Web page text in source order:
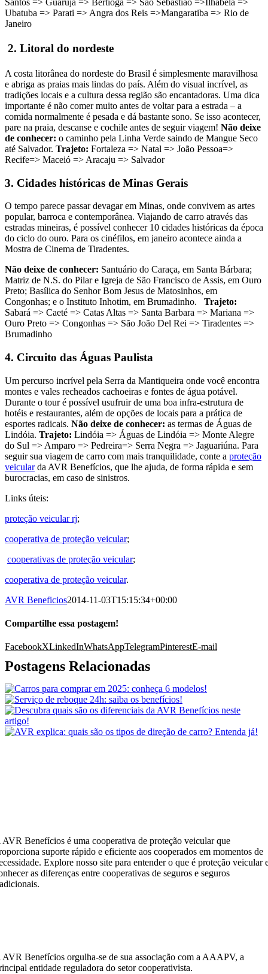
Ubatuba => Parati => Angra dos Reis =>Mangaratiba => Rio de
Janeiro
2. Litoral do nordeste
A costa litorânea do nordeste do Brasil é simplesmente maravilhosa
e abriga as praias mais lindas do país. Além do visual incrível, as
tradições locais e a cultura dessa região são encantadoras. Uma dica
importante é não comer muito antes de voltar para a estrada – a
comida normalmente é pesada e dá bastante sono. Se isso acontecer,
pare na praia, descanse e cochile antes de seguir viagem! Não deixe
de conhecer: o caminho pela Linha Verde saindo de Mangue Seco
até Salvador. Trajeto: Fortaleza => Natal => João Pessoa=>
Recife=> Maceió => Aracaju => Salvador
3. Cidades históricas de Minas Gerais
O tempo parece passar devagar em Minas, onde convivem as artes
popular, barroca e contemporânea. Viajando de carro através das
estradas mineiras, é possível conhecer 10 cidades históricas da época
do ciclo do ouro. Para os cinéfilos, em janeiro acontece ainda a
Mostra de Cinema de Tiradentes.
Não deixe de conhecer: Santuário do Caraça, em Santa Bárbara;
Matriz de N.S. do Pilar e Igreja de São Francisco de Assis, em Ouro
Preto; Basílica do Senhor Bom Jesus de Matosinhos, em
Congonhas; e o Instituto Inhotim, em Brumadinho. Trajeto:
Sabará => Caeté => Catas Altas => Santa Barbara => Mariana =>
Ouro Preto => Congonhas => São João Del Rei => Tiradentes =>
Brumadinho
4. Circuito das Águas Paulista
Um percurso incrível pela Serra da Mantiqueira onde você encontra
montes e vales recheados cachoeiras e fontes de água potável.
Durante o tour é possível usufruir de uma boa infra-estrutura de
hotéis e restaurantes, além de opções de locais para a prática de
esportes radicais. Não deixe de conhecer: as termas de Águas de
Lindóia. Trajeto: Lindóia => Águas de Lindóia => Monte Alegre
do Sul => Amparo => Pedreira=> Serra Negra => Jaguariúna. Para
seguir sua viagem de carro com mais tranquilidade, conte a proteção
veicularda AVR Benefícios, que lhe ajuda, de forma rápida e sem
burocracias, em caso de sinistros.
Links úteis:
proteção veicular rj;
cooperativa de proteção veicular;
cooperativas de proteção veicular;
cooperativa de proteção veicular.
AVR Beneficios2014-11-03T15:15:34+00:00
Compartilhe essa postagem!
FacebookXLinkedInWhatsAppTelegramPinterestE-mail
Postagens Relacionadas
AVR Benefícios é uma cooperativa de proteção veicular que
suporte rápido e eficiente aos cooperados em momentos de
Explore nosso site para entender o que é proteção veicular
as diferenças entre cooperativas de seguros e seguros
AVR Benefícios orgulha-se de sua associação com a AAAPV, a
entidade reguladora do setor cooperativista.